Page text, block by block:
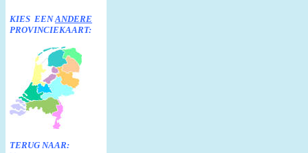
KIES EENANDERE
PROVINCIEKAART:
TERUG NAAR: